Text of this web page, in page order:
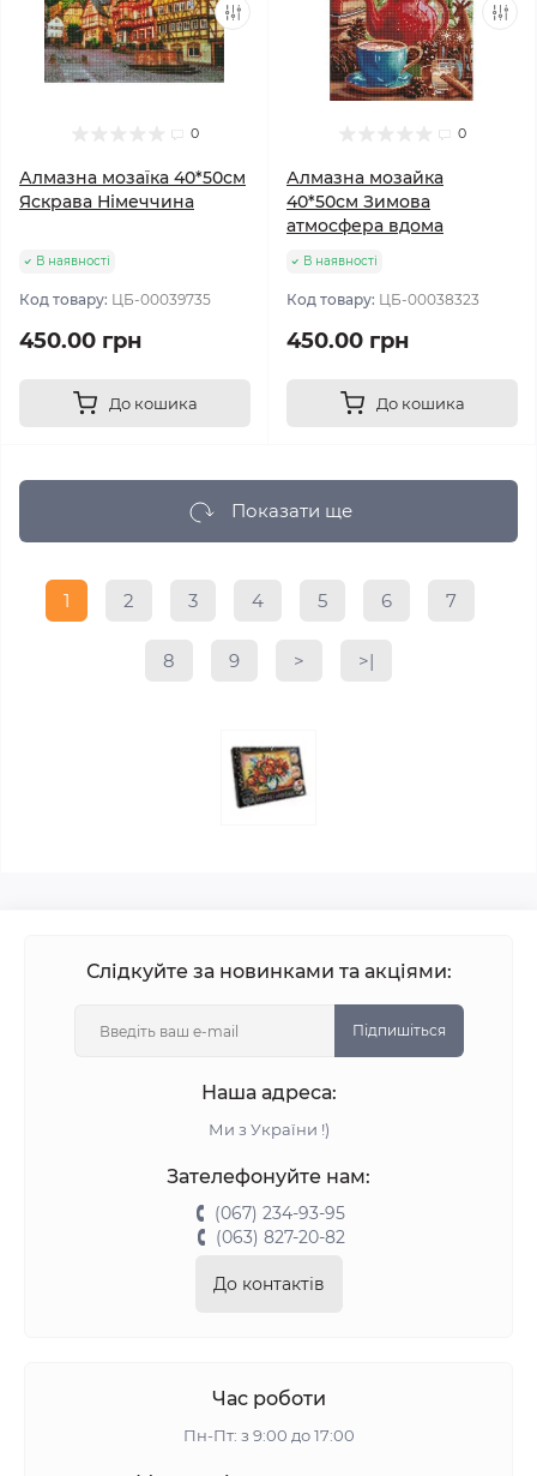
0
Алмазна мозаїка 40*50см
Яскрава Німеччина
В наявності
Код товару: ЦБ-00039735
450.00 грн
До кошика
0
Алмазна мозайка
40*50см Зимова
атмосфера вдома
В наявності
Код товару: ЦБ-00038323
450.00 грн
До кошика
Показати ще
1 2 3 4 5 6 7
8 9 > >|
Слідкуйте за новинками та акціями:
Підпишіться
Наша адреса:
Ми з України !)
Зателефонуйте нам:
(067) 234-93-95
(063) 827-20-82
До контактів
Час роботи
Пн-Пт: з 9:00 до 17:00